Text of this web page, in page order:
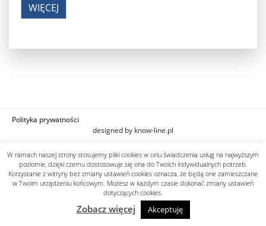
WIĘCEJ
Polityka prywatności
designed by know-line.pl
W ramach naszej strony stosujemy pliki cookies w celu świadczenia usług na najwyższym
poziomie, dzięki czemu dostosowuje się ona do Twoich indywidualnych potrzeb.
Korzystanie z witryny bez zmiany ustawień cookies oznacza, że będą one zamieszczane
w Twoim urządzeniu końcowym. Możesz w każdym czasie dokonać zmiany ustawień
dotyczących cookies.
Zobacz więcej Akceptuję